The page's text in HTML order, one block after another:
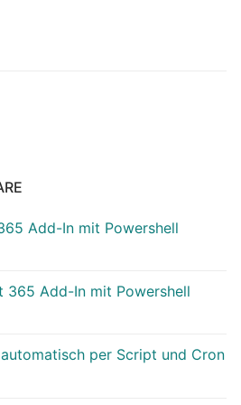
Add-In mit Powershell
365 Add-In mit Powershell
per Script und Cron